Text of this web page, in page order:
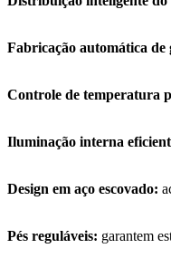
Fabricação automática de
Controle de temperatura
Iluminação interna
Design em aço escovado:
Pés reguláveis: garantem